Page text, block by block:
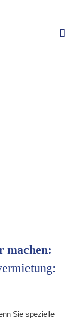
machen:
Sie spezielle